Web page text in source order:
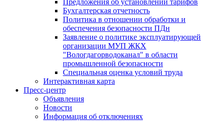
Бухгалтерская отчетность
Политика в отношении обработки и
обеспечения безопасности ПДн
Заявление о политике эксплуатирующей
организации МУП ЖКХ
"Вологдагорводоканал" в области
промышленной безопасности
Специальная оценка условий труда
Интерактивная карта
Пресс-центр
Объявления
Новости
Информация об отключениях